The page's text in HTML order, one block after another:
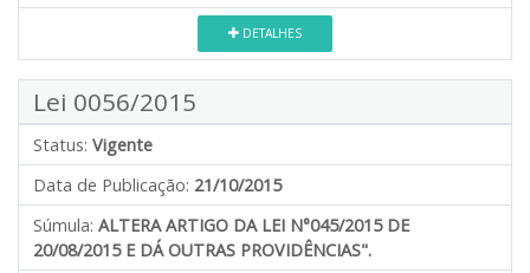
DETALHES
Lei 0056/2015
Status: Vigente
Data de Publicação: 21/10/2015
Súmula: ALTERA ARTIGO DA LEI N°045/2015 DE
20/08/2015 E DÁ OUTRAS PROVIDÊNCIAS".